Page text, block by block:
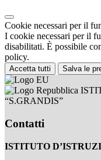
Cookie necessari per il
I cookie necessari per il
disabilitati. È possibile
policy.
Accetta tutti Salva le
“S.GRANDIS”
Contatti
ISTITUTO